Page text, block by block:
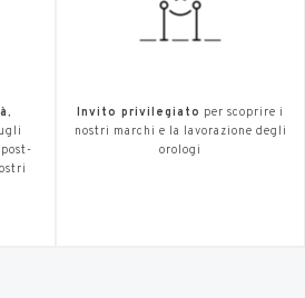
,
Invito privilegiato per scoprire i
nostri marchi e la lavorazione degli
orologi